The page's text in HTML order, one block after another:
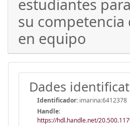
estudiantes
su competencia
en equipo
Dades
Identificador: imarina:6412378
Handle:
https://hdl.handle.net/